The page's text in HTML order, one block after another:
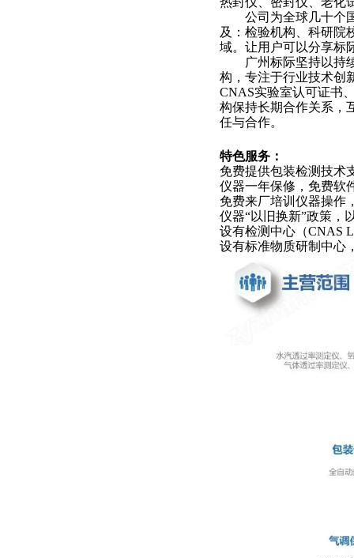
公司为全球几十个国
及：检验机构、科研院
域。让用户可以分享标
广州标际坚持以持续
构，专注于行业技术创
CNAS实验室认可证书
构保持长期合作关系，
任与合作。
特色服务：
免费提供包装检测技术
仪器一年保修，免费软
免费来厂培训仪器操作
仪器“以旧换新”政策，
设有检测中心（CNAS
设有标准物质研制中心